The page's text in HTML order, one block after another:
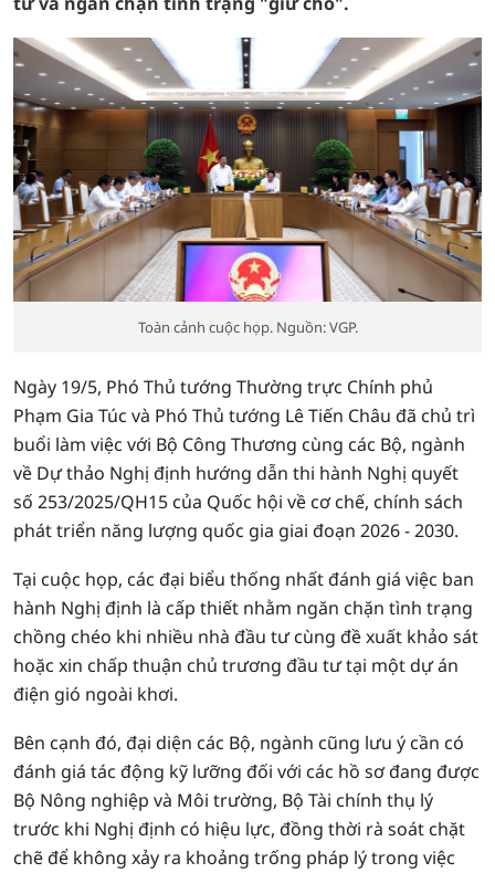
Toàn cảnh cuộc họp. Nguồn: VGP.
Ngày 19/5, Phó Thủ tướng Thường trực Chính phủ
Phạm Gia Túc và Phó Thủ tướng Lê Tiến Châu đã chủ trì
buổi làm việc với Bộ Công Thương cùng các Bộ, ngành
về Dự thảo Nghị định hướng dẫn thi hành Nghị quyết
số 253/2025/QH15 của Quốc hội về cơ chế, chính sách
phát triển năng lượng quốc gia giai đoạn 2026 - 2030.
Tại cuộc họp, các đại biểu thống nhất đánh giá việc ban
hành Nghị định là cấp thiết nhằm ngăn chặn tình trạng
chồng chéo khi nhiều nhà đầu tư cùng đề xuất khảo sát
hoặc xin chấp thuận chủ trương đầu tư tại một dự án
điện gió ngoài khơi.
Bên cạnh đó, đại diện các Bộ, ngành cũng lưu ý cần có
đánh giá tác động kỹ lưỡng đối với các hồ sơ đang được
Bộ Nông nghiệp và Môi trường, Bộ Tài chính thụ lý
trước khi Nghị định có hiệu lực, đồng thời rà soát chặt
chẽ để không xảy ra khoảng trống pháp lý trong việc